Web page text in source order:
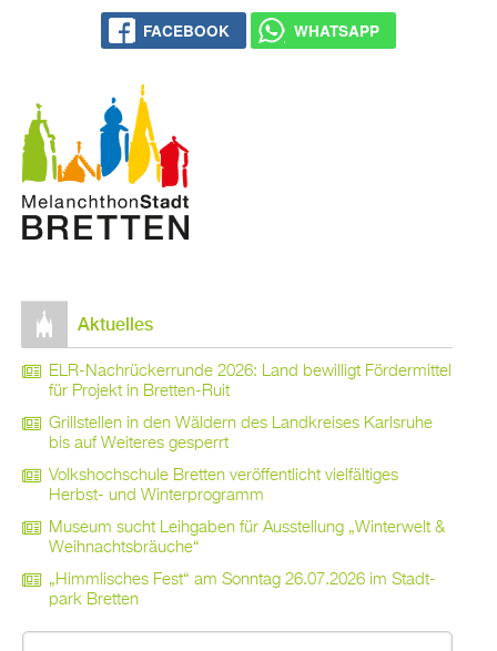
FACE­BOOK WHATS­APP
Ak­tu­el­les
ELR-Nach­rü­ck­er­run­de 2026: Land be­wil­ligt För­der­mit­tel
für Pro­jekt in Brett­en-Ruit
Grill­stel­len in den Wäl­dern des Land­krei­ses Karls­ru­he
bis auf Wei­te­res ge­sperrt
Volks­hoch­schu­le Brett­en ver­öf­fent­licht viel­fäl­ti­ges
Herbst- und Win­ter­pro­gramm
Mu­se­um sucht Leih­ga­ben für Aus­stel­lung „Win­ter­welt &
Weih­nachts­bräu­che“
„Himm­li­sches Fest“ am Sonn­tag 26.07.2026 im Stadt­
park Brett­en